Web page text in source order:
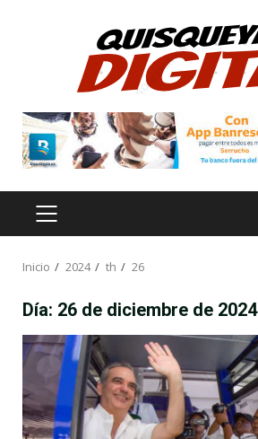
MENÚ
PRINCIPAL
Inicio 2024 th 26
Día: 26 de diciembre de 2024